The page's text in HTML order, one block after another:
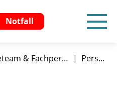
Notfall
& Fachpersonen Person